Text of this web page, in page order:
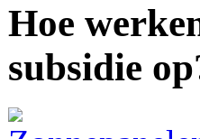
Hoe
subsidie